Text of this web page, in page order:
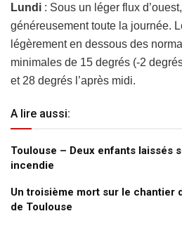
Lundi : Sous un léger flux
généreusement toute la journée.
légèrement en dessous des
minimales de 15 degrés (-2
et 28 degrés l’après midi.
A lire aussi:
Toulouse – Deux enfants laissés
incendie
Un troisième mort sur le chantier
de Toulouse